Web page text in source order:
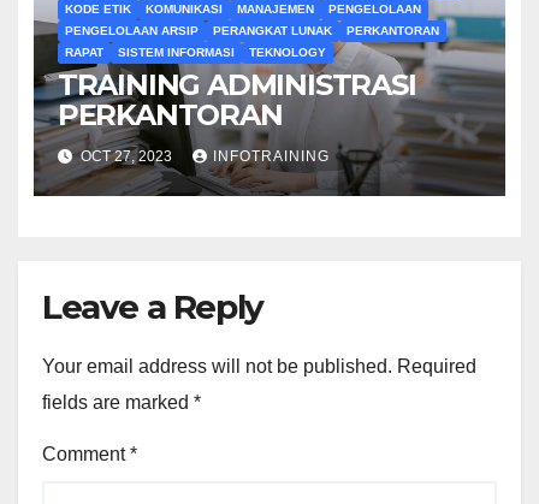
KODE ETIK
KOMUNIKASI MANAJEMEN
PENGELOLAAN
PENGELOLAAN ARSIP
PERANGKAT LUNAK
PERKANTORAN
RAPAT
SISTEM INFORMASI TEKNOLOGY
TRAINING ADMINISTRASI
PERKANTORAN
OCT 27, 2023 INFOTRAINING
Leave a Reply
Your email address will not be published. Required
fields are marked *
Comment*